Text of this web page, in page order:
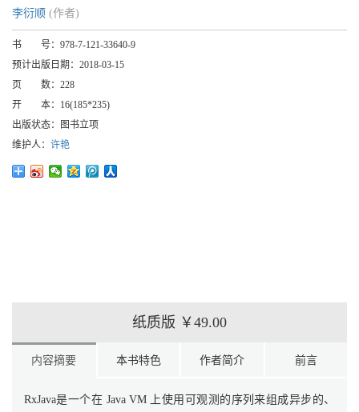
李衍顺 (作者)
书 号： 978-7-121-33640-9
预计出版日期： 2018-03-15
页 数： 228
开 本： 16(185*235)
出版状态：
图书立项
维护人： 许艳
纸质版 ￥49.00
内容摘要 本书特色 作者简介 前言
RxJava是一个在 Java VM 上使用可观测的序列来组成异步的、